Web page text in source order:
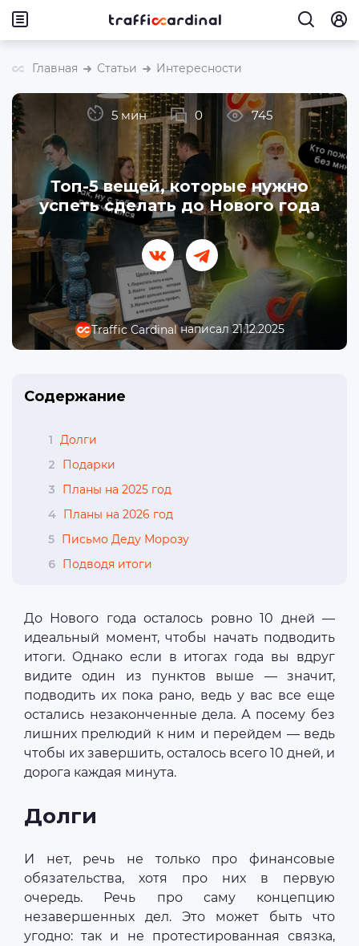
Главная Статьи Интересности
Traffic Cardinalнаписал 21.12.2025
Топ-5 вещей, которые нужно
успеть сделать до Нового года
5 мин 0 745
Содержание
1 Долги
2
Подарки
3
Планы на 2025 год
4 Планы на 2026 год
5 Письмо Деду Морозу
6 Подводя итоги
До Нового года осталось ровно 10 дней —
идеальный момент, чтобы начать подводить
итоги. Однако если в итогах года вы вдруг
видите один из пунктов выше — значит,
подводить их пока рано, ведь у вас все еще
остались незаконченные дела. А посему без
лишних прелюдий к ним и перейдем — ведь
чтобы их завершить, осталось всего 10 дней, и
дорога каждая минута.
Долги
И нет, речь не только про финансовые
обязательства, хотя про них в первую
очередь. Речь про саму концепцию
незавершенных дел. Это может быть что
угодно: так и не протестированная связка,